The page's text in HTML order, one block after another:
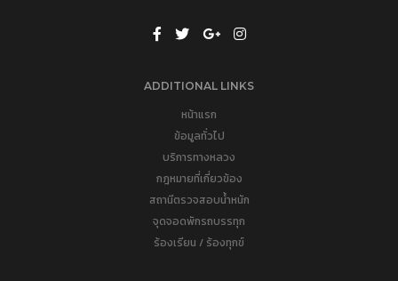
ADDITIONAL LINKS
หน้าแรก
ข้อมูลทั่วไป
บริการทางหลวง
กฎหมายที่เกี่ยวข้อง
สถานีตรวจสอบน้ำหนัก
จุดจอดพักรถบรรทุก
ร้องเรียน / ร้องทุกข์